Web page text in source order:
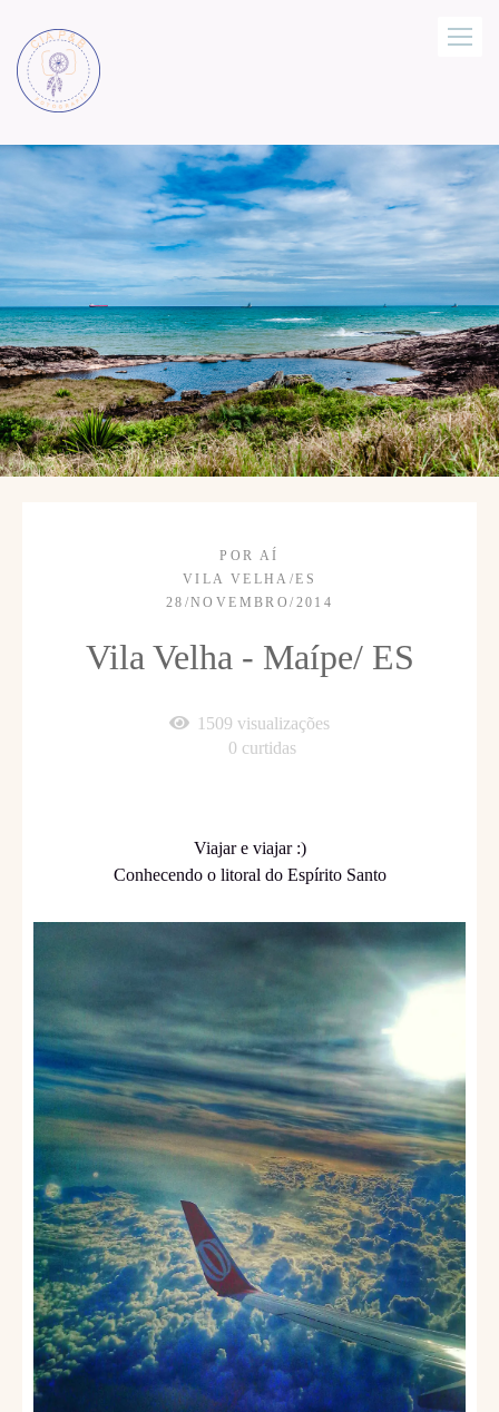
POR AÍ
VILA VELHA/ES
28/NOVEMBRO/2014
Vila Velha - Maípe/ ES
1509 visualizações
0 curtidas
Viajar e viajar :)
Conhecendo o litoral do Espírito Santo